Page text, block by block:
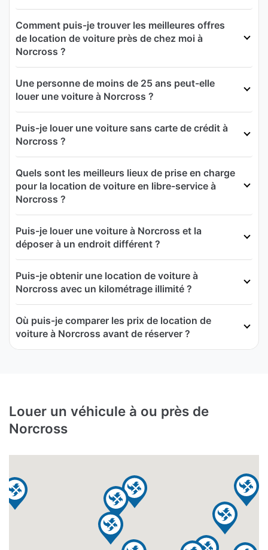
Comment puis-je trouver les meilleures offres
de location de voiture près de chez moi à
Norcross ?
Une personne de moins de 25 ans peut-elle
louer une voiture à Norcross ?
Puis-je louer une voiture sans carte de crédit à
Norcross ?
Quels sont les meilleurs lieux de prise en charge
pour la location de voiture en libre-service à
Norcross ?
Puis-je louer une voiture à Norcross et la
déposer à un endroit différent ?
Puis-je obtenir une location de voiture à
Norcross avec un kilométrage illimité ?
Où puis-je comparer les prix de location de
voiture à Norcross avant de réserver ?
Louer un véhicule à ou près de
Norcross